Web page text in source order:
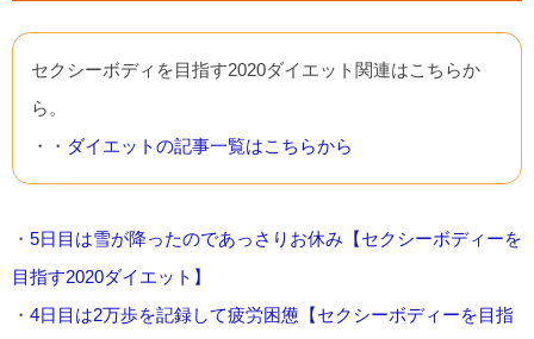
セクシーボディを目指す2020ダイエット関連はこちらか
ら。
・・ ダイエットの記事一覧はこちらから
・ 5日目は雪が降ったのであっさりお休み【セクシーボディーを
目指す2020ダイエット】
・ 4日目は2万歩を記録して疲労困憊【セクシーボディーを目指